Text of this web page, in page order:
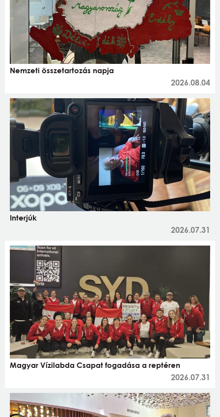
Nemzeti összetartozás napja
2026.08.04
Interjúk
2026.07.31
Magyar Vízilabda Csapat fogadása a reptéren
2026.07.31